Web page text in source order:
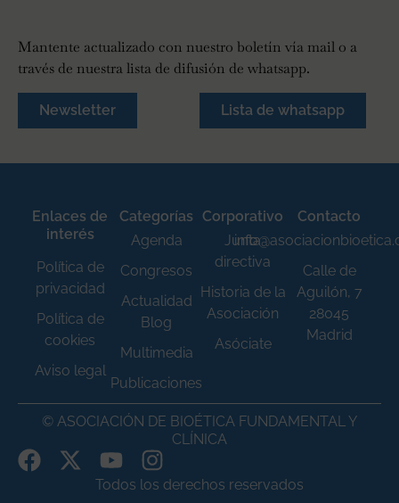
Mantente actualizado con nuestro boletín vía mail o a
través de nuestra lista de difusión de whatsapp.
Newsletter Lista de whatsapp
Enlaces de
interés
Política de
privacidad
Política de
cookies
Aviso legal
Categorías
Agenda
Congresos
Actualidad
Blog
Multimedia
Publicaciones
Corporativo
Junta
directiva
Historia de la
Asociación
Asóciate
Contacto
Calle de
Aguilón, 7
28045
Madrid
© ASOCIACIÓN DE BIOÉTICA FUNDAMENTAL Y
CLÍNICA
Todos los derechos reservados